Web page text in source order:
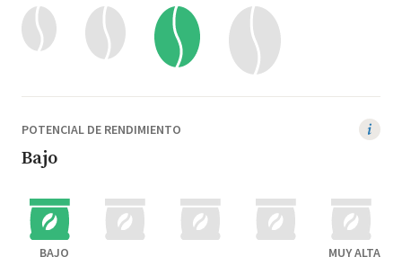
POTENCIAL DE RENDIMIENTO
Bajo
BAJO MUY ALTA